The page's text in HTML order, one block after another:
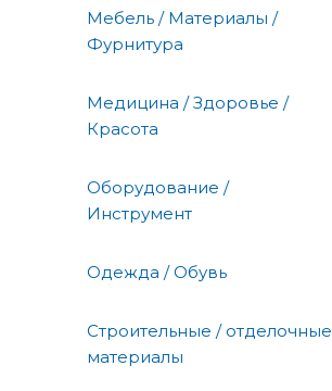
Мебель / Материалы /
Фурнитура
Медицина / Здоровье /
Красота
Оборудование /
Инструмент
Одежда / Обувь
Строительные / отделочные
материалы